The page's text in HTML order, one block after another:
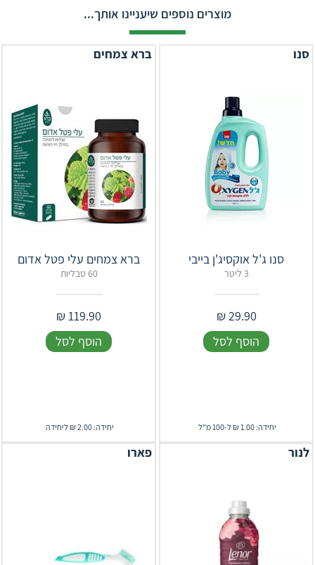
מוצרים נוספים שיעניינו אותך...
סנו
סנו ג'ל אוקסיג'ן בייבי
3 ליטר
29.90
₪
הוסף לסל
יחידה: 1.00 ₪ ל-100 מ"ל
ברא צמחים
ברא צמחים עלי פטל אדום
60 טבליות
119.90
₪
הוסף לסל
יחידה: 2.00 ₪ ליחידה
לנור פארו